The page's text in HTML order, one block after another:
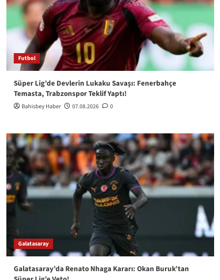
Futbol
Süper Lig’de Devlerin Lukaku Savaşı: Fenerbahçe
Temasta, Trabzonspor Teklif Yaptı!
Bahisbey Haber 07.08.2026 0
Galatasaray
Galatasaray’da Renato Nhaga Kararı: Okan Buruk’tan